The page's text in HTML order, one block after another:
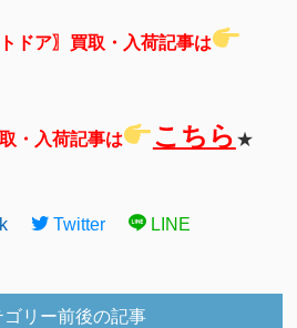
ドア〗買取・入荷記事は
・入荷記事は こちら ★
Twitter LINE
ゴリー前後の記事